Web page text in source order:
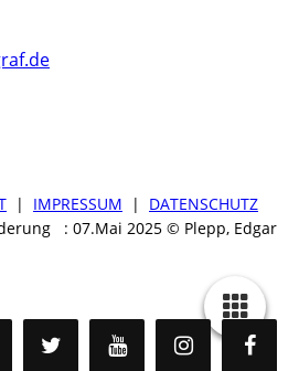
| IMPRESSUM | DATENSCHUTZ
: 07.Mai 2025 © Plepp, Edgar